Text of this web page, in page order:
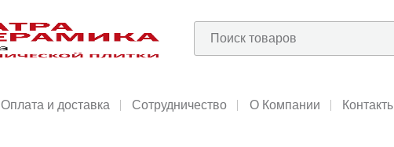
Оплата и доставка Сотрудничество О Компании